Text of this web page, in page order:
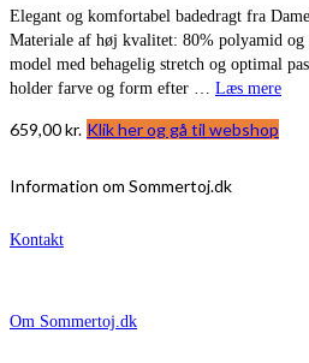
Elegant og komfortabel badedragt fra
Materiale af høj kvalitet: 80% polyamid og
model med behagelig stretch og optimal
holder farve og form efter … Læs mere
659,00kr. Klik her og gå til webshop
Information om Sommertoj.dk
Kontakt
Om Sommertoj.dk